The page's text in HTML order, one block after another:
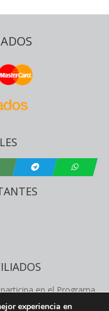
en el Programa
este programa
experiencia en